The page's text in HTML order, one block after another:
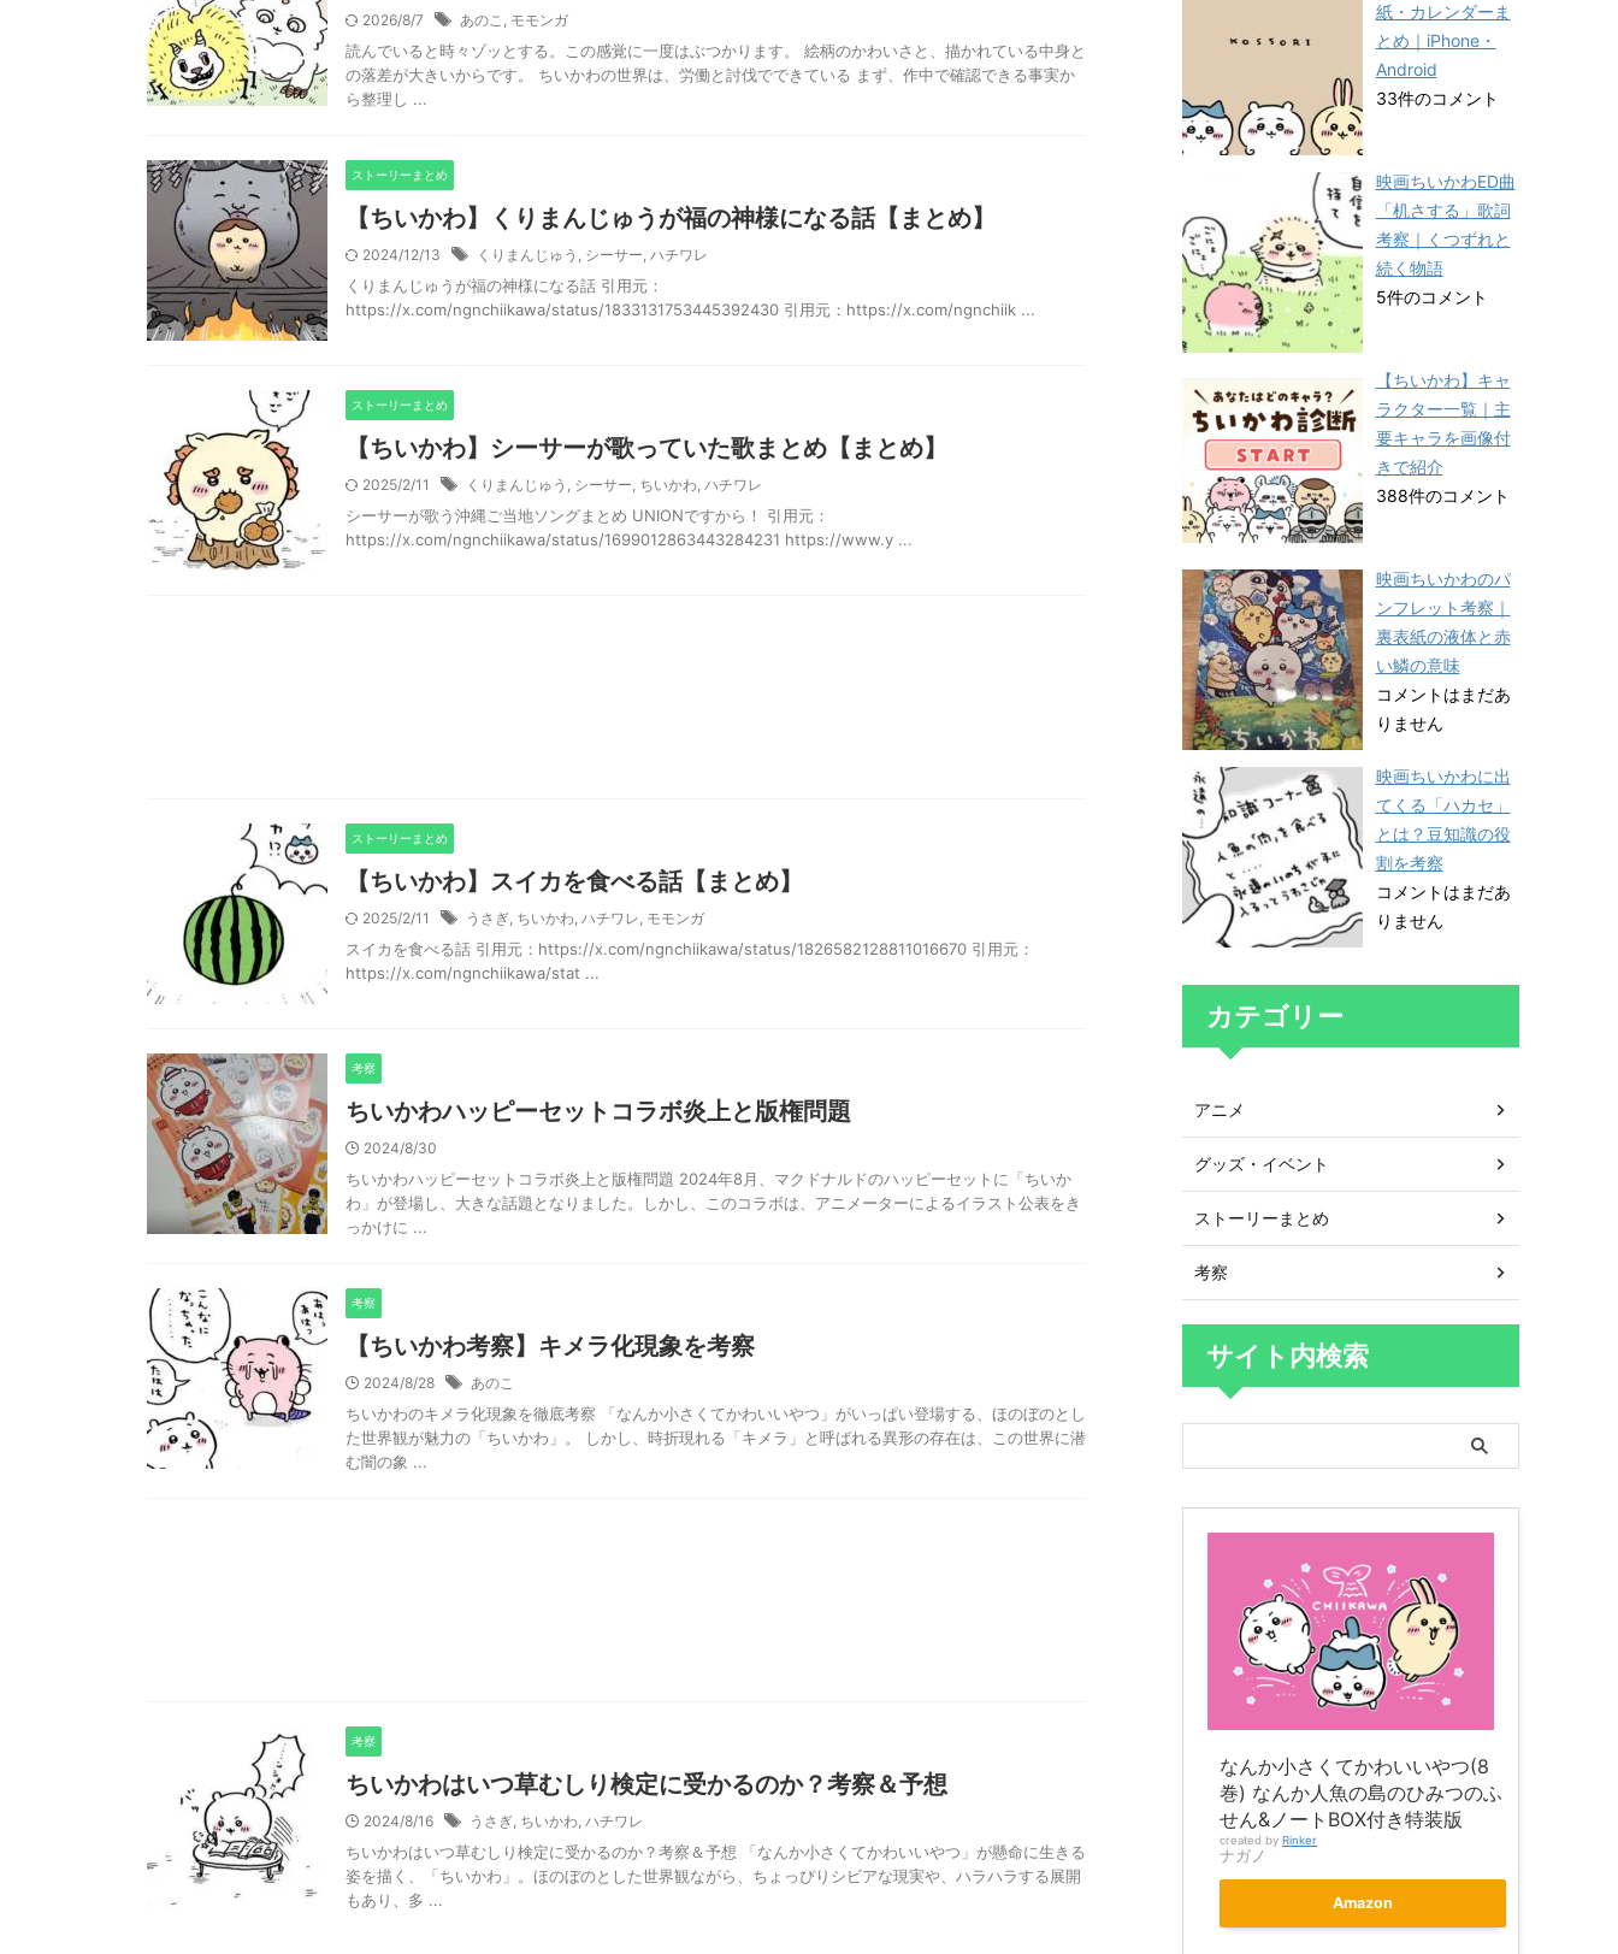
2026/8/7 あのこ , モモンガ
読んでいると時々ゾッとする。この感覚に一度はぶつかります。 絵柄のかわいさと、描かれている中身と
の落差が大きいからです。 ちいかわの世界は、労働と討伐でできている まず、作中で確認できる事実か
ら整理し ...
ストーリーまとめ
【ちいかわ】くりまんじゅうが福の神様になる話【まとめ】
2024/12/13 くりまんじゅう , シーサー, ハチワレ
くりまんじゅうが福の神様になる話 引用元：
https://x.com/ngnchiikawa/status/1833131753445392430 引用元：https://x.com/ngnchiik ...
ストーリーまとめ
【ちいかわ】シーサーが歌っていた歌まとめ【まとめ】
2025/2/11 くりまんじゅう , シーサー, ちいかわ, ハチワレ
シーサーが歌う沖縄ご当地ソングまとめ UNIONですから！ 引用元：
https://x.com/ngnchiikawa/status/1699012863443284231 https://www.y ...
ストーリーまとめ
【ちいかわ】スイカを食べる話【まとめ】
2025/2/11 うさぎ, ちいかわ, ハチワレ, モモンガ
スイカを食べる話 引用元：https://x.com/ngnchiikawa/status/1826582128811016670 引用元：
https://x.com/ngnchiikawa/stat ...
考察
ちいかわハッピーセットコラボ炎上と版権問題
2024/8/30
ちいかわハッピーセットコラボ炎上と版権問題 2024年8月、マクドナルドのハッピーセットに「ちいか
わ」が登場し、大きな話題となりました。しかし、このコラボは、アニメーターによるイラスト公表をき
っかけに ...
考察
【ちいかわ考察】キメラ化現象を考察
2024/8/28 あのこ
ちいかわのキメラ化現象を徹底考察 「なんか小さくてかわいいやつ」がいっぱい登場する、ほのぼのとし
た世界観が魅力の「ちいかわ」。 しかし、時折現れる「キメラ」と呼ばれる異形の存在は、この世界に潜
む闇の象 ...
考察
ちいかわはいつ草むしり検定に受かるのか？考察＆予想
2024/8/16 うさぎ, ちいかわ, ハチワレ
ちいかわはいつ草むしり検定に受かるのか？考察＆予想 「なんか小さくてかわいいやつ」が懸命に生きる
姿を描く、「ちいかわ」。ほのぼのとした世界観ながら、ちょっぴりシビアな現実や、ハラハラする展開
もあり、多 ...
紙・カレンダーま
とめ｜iPhone・
Android
33件のコメント
映画ちいかわED曲
「机さする」歌詞
考察｜くつずれと
続く物語
5件のコメント
【ちいかわ】キャ
ラクター一覧｜主
要キャラを画像付
きで紹介
388件のコメント
映画ちいかわのパ
ンフレット考察｜
裏表紙の液体と赤
い鱗の意味
コメントはまだあ
りません
映画ちいかわに出
てくる「ハカセ」
とは？豆知識の役
割を考察
コメントはまだあ
りません
カテゴリー
アニメ
グッズ・イベント
ストーリーまとめ
考察
サイト内検索
なんか小さくてかわいいやつ(8
巻) なんか人魚の島のひみつのふ
せん&ノートBOX付き特装版
created by Rinker
ナガノ
Amazon